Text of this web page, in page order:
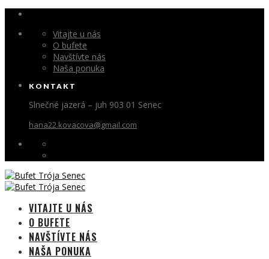
Vitajte u nás
O bufete
Navštívte nás
Naša ponuka
KONTAKT
Slnečné jazerá – juh 903 01 Senec
hana22.kovacova@gmail.com
VITAJTE U NÁS
O BUFETE
NAVŠTÍVTE NÁS
NAŠA PONUKA